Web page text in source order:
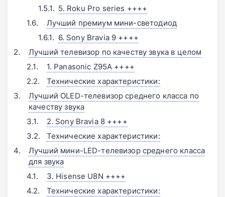
5. Roku Pro series ++++
Лучший премиум мини-светодиод
6. Sony Bravia 9 ++++
Лучший телевизор по качеству звука в целом
1. Panasonic Z95A ++++
Технические характеристики:
Лучший OLED-телевизор среднего класса по
качеству звука
2. Sony Bravia 8 ++++
Технические характеристики:
Лучший мини-LED-телевизор среднего класса
для звука
3. Hisense U8N ++++
Технические характеристики: